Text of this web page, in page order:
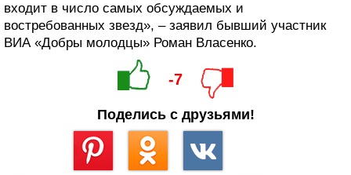
входит в число самых обсуждаемых и
востребованных звезд», – заявил бывший участник
ВИА «Добры молодцы» Роман Власенко.
-7
Поделись с друзьями!